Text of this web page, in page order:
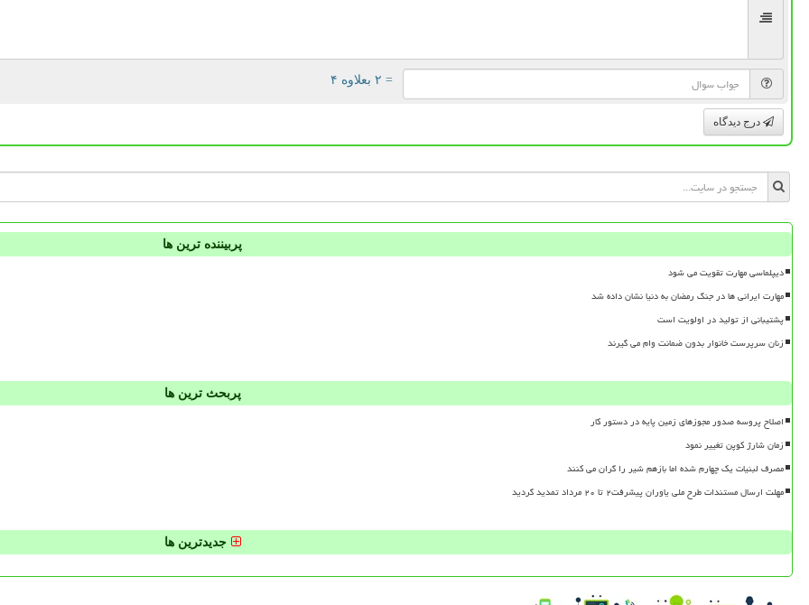
= ۲ بعلاوه ۴
درج دیدگاه
پربیننده ترین ها
دیپلماسی مهارت تقویت می شود
مهارت ایرانی ها در جنگ رمضان به دنیا نشان داده شد
پشتیبانی از تولید در اولویت است
زنان سرپرست خانوار بدون ضمانت وام می گیرند
پربحث ترین ها
اصلاح پروسه صدور مجوزهای زمین پایه در دستور کار
زمان شارژ کوپن تغییر نمود
مصرف لبنیات یک چهارم شده اما بازهم شیر را گران می کنند
مهلت ارسال مستندات طرح ملی یاوران پیشرفت۲ تا ۲۰ مرداد تمدید گردید
جدیدترین ها